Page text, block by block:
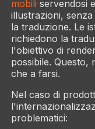
mobili servendosi
illustrazioni,
la traduzione. Le
richiedono la
l'obiettivo di
possibile. Questo,
che a farsi.
Nel caso di
problematici: